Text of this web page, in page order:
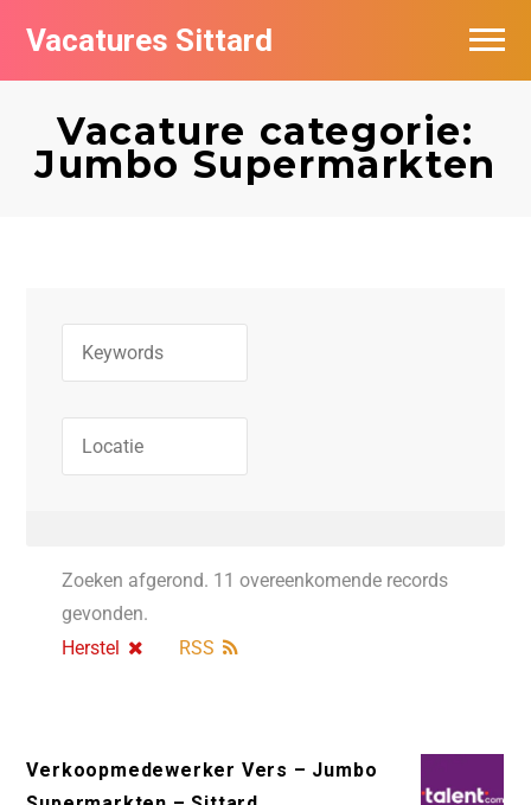
Vacatures Sittard
Vacature categorie:
Jumbo Supermarkten
Zoeken afgerond. 11 overeenkomende records
gevonden.
Herstel
RSS
Verkoopmedewerker Vers – Jumbo
Vacatures per bedrijf
De populairste vacatures in Sittard